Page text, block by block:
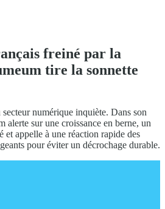
freiné par la
tire la sonnette
numérique inquiète. Dans son
alerte sur une croissance en berne, un
et appelle à une réaction rapide des
pour éviter un décrochage durable.